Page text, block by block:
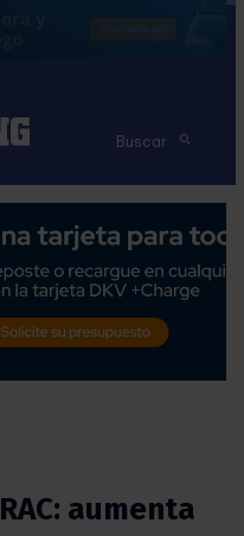
Buscar
aumenta